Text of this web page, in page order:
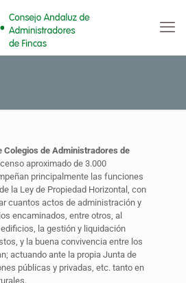
Colegios de Administradores de
aproximado de 3.000
principalmente las funciones
la Ley de Propiedad Horizontal, con
cuantos actos de administración y
encaminados, entre otros, al
la gestión y liquidación
y la buena convivencia entre los
actuando ante la propia Junta de
públicas y privadas, etc. tanto en